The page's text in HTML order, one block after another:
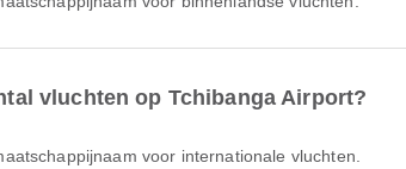
vluchten op Tchibanga Airport?
voor internationale vluchten.